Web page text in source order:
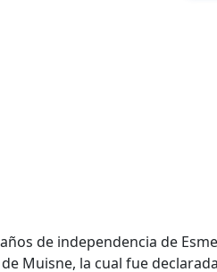
de independencia de
Muisne, la cual fue